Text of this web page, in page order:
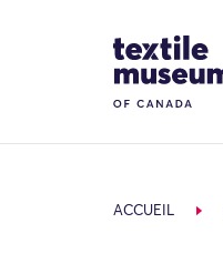
Site Logo
ACCUEIL